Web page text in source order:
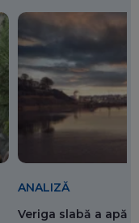
ANALIZĂ
Veriga slabă a